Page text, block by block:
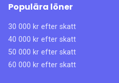
Populära löner
30 000 kr efter skatt
40 000 kr efter skatt
50 000 kr efter skatt
60 000 kr efter skatt